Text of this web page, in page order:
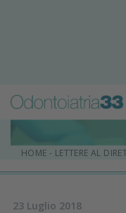
HOME - LETTERE AL
23 Luglio 2018